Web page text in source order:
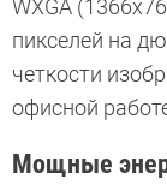
WXGA
пикселей на
четкости
офисной
Мощные